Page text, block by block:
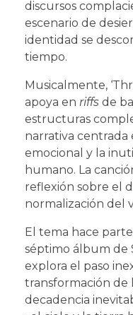
discursos
escenario de
identidad se
tiempo.
Musicalmente,
apoya en riffs de
estructuras
narrativa centrada
emocional y la
humano. La
reflexión sobre el
normalización del
El tema hace
séptimo álbum de
explora el paso
transformación de
decadencia